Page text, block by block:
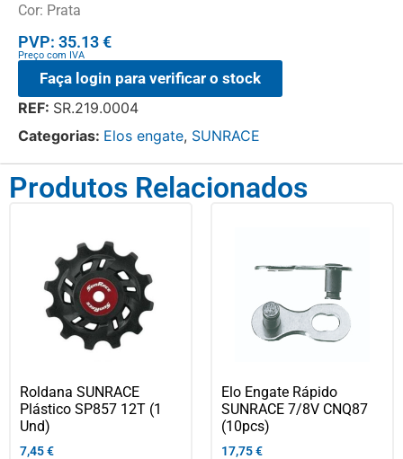
Cor: Prata
PVP: 35.13 €
Preço com IVA
Faça login para verificar o stock
REF: SR.219.0004
Categorias: Elos engate, SUNRACE
Produtos Relacionados
Roldana SUNRACE
Plástico SP857 12T (1
Und)
7,45€
Elo Engate Rápido
SUNRACE 7/8V CNQ87
(10pcs)
17,75€